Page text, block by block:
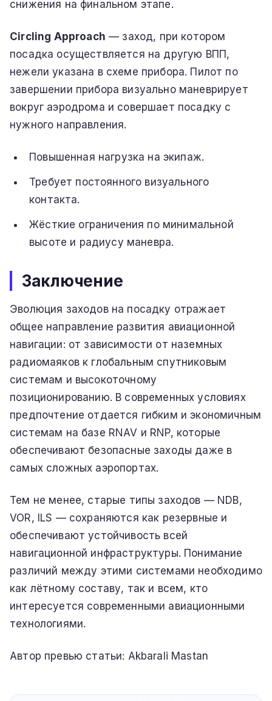
снижения на финальном этапе.
Circling Approach — заход, при котором
посадка осуществляется на другую ВПП,
нежели указана в схеме прибора. Пилот по
завершении прибора визуально маневрирует
вокруг аэродрома и совершает посадку с
нужного направления.
Повышенная нагрузка на экипаж.
Требует постоянного визуального
контакта.
Жёсткие ограничения по минимальной
высоте и радиусу маневра.
Заключение
Эволюция заходов на посадку отражает
общее направление развития авиационной
навигации: от зависимости от наземных
радиомаяков к глобальным спутниковым
системам и высокоточному
позиционированию. В современных условиях
предпочтение отдается гибким и экономичным
системам на базе RNAV и RNP, которые
обеспечивают безопасные заходы даже в
самых сложных аэропортах.
Тем не менее, старые типы заходов — NDB,
VOR, ILS — сохраняются как резервные и
обеспечивают устойчивость всей
навигационной инфраструктуры. Понимание
различий между этими системами необходимо
как лётному составу, так и всем, кто
интересуется современными авиационными
технологиями.
Автор превью статьи: Akbarali Mastan